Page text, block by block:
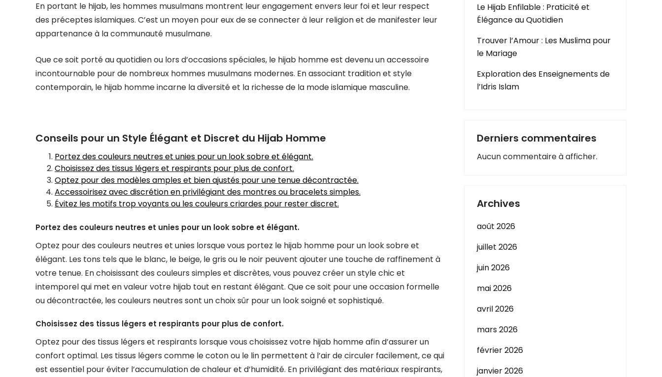
En portant le hijab, les hommes musulmans montrent leur engagement envers leur foi et leur respect
des préceptes islamiques. C’est un moyen pour eux de se connecter à leur religion et de manifester leur
appartenance à la communauté musulmane.
Que ce soit porté au quotidien ou lors d’occasions spéciales, le hijab homme est devenu un accessoire
incontournable pour de nombreux hommes musulmans modernes. En associant tradition et style
contemporain, le hijab homme incarne la diversité et la richesse de la mode islamique masculine.
Conseils pour un Style Élégant et Discret du Hijab Homme
Portez des couleurs neutres et unies pour un look sobre et élégant.
Choisissez des tissus légers et respirants pour plus de confort.
Optez pour des modèles amples et bien ajustés pour une tenue décontractée.
Accessoirisez avec discrétion en privilégiant des montres ou bracelets simples.
Évitez les motifs trop voyants ou les couleurs criardes pour rester discret.
Portez des couleurs neutres et unies pour un look sobre et élégant.
Optez pour des couleurs neutres et unies lorsque vous portez le hijab homme pour un look sobre et
élégant. Les tons tels que le blanc, le beige, le gris ou le noir peuvent ajouter une touche de raffinement à
votre tenue. En choisissant des couleurs simples et discrètes, vous pouvez créer un style chic et
intemporel qui met en valeur votre hijab tout en restant élégant. Que ce soit pour une occasion formelle
ou décontractée, les couleurs neutres sont un choix sûr pour un look soigné et sophistiqué.
Choisissez des tissus légers et respirants pour plus de confort.
Optez pour des tissus légers et respirants lorsque vous choisissez votre hijab homme afin d’assurer un
confort optimal. Les tissus légers comme le coton ou le lin permettent à l’air de circuler facilement, ce qui
est essentiel pour éviter l’accumulation de chaleur et d’humidité. En privilégiant des matériaux respirants,
Le Hijab Enfilable : Praticité et
Élégance au Quotidien
Trouver l’Amour : Les Muslima pour
le Mariage
Exploration des Enseignements de
l’Idris Islam
Derniers commentaires
Aucun commentaire à afficher.
Archives
août 2026
juillet 2026
juin 2026
mai 2026
avril 2026
mars 2026
février 2026
janvier 2026